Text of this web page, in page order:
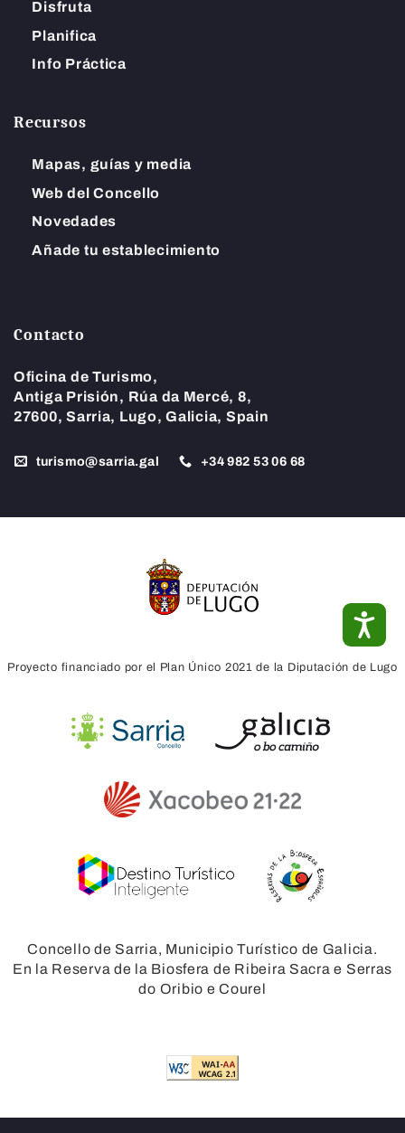
Disfruta
Planifica
Info Práctica
Recursos
Mapas, guías y media
Web del Concello
Novedades
Añade tu establecimiento
Contacto
Oficina de Turismo,
Antiga Prisión, Rúa da Mercé, 8,
27600, Sarria, Lugo, Galicia, Spain
turismo@sarria.gal +34982 53 06 68
Proyecto financiado por el Plan Único 2021 de la Diputación de Lugo
Concello de Sarria, Municipio Turístico de Galicia.
En la Reserva de la Biosfera de Ribeira Sacra e Serras
do Oribio e Courel